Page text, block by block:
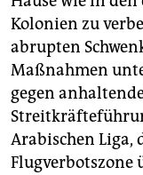
Kolonien zu
abrupten
Maßnahmen
gegen
Arabischen Liga,
Flugverbotszone